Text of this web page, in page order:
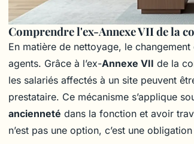
Comprendre l'ex-Annexe VII de la
En matière de nettoyage, le
agents. Grâce à l’ex-Annexe VII de la
les salariés affectés à un site peuvent
prestataire. Ce mécanisme s’applique
ancienneté dans la fonction et avoir
n’est pas une option, c’est une